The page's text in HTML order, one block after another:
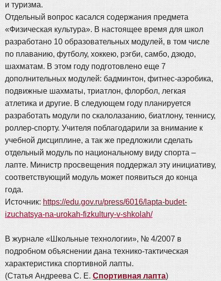
и туризма.
Отдельный вопрос касался содержания предмета
«Физическая культура». В настоящее время для школ
разработано 10 образовательных модулей, в том числе
по плаванию, футболу, хоккею, рэгби, самбо, дзюдо,
шахматам. В этом году подготовлено еще 7
дополнительных модулей: бадминтон, фитнес-аэробика,
подвижные шахматы, триатлон, флорбол, легкая
атлетика и другие. В следующем году планируется
разработать модули по скалолазанию, биатлону, теннису,
роллер-спорту. Учителя поблагодарили за внимание к
учебной дисциплине, а так же предложили сделать
отдельный модуль по национальному виду спорта –
лапте. Министр просвещения поддержал эту инициативу,
соответствующий модуль может появиться до конца
года.
Источник: https://edu.gov.ru/press/6016/lapta-budet-
izuchatsya-na-urokah-fizkultury-v-shkolah/
В журнале «Школьные технологии», № 4/2007 в
подробном объяснении дана технико-тактическая
характеристика спортивной лапты.
(Статья Андреева С. Е. Спортивная лапта)